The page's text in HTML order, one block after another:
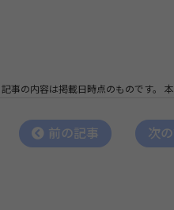
記事の内容は掲載日時点のものです。
前の記事 次